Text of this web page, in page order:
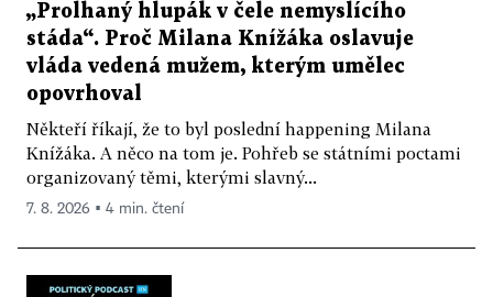
„Prolhaný hlupák v čele nemyslícího
stáda“. Proč Milana Knížáka oslavuje
vláda vedená mužem, kterým umělec
opovrhoval
Někteří říkají, že to byl poslední happening Milana
Knížáka. A něco na tom je. Pohřeb se státními poctami
organizovaný těmi, kterými slavný...
7. 8. 2026 ▪ 4 min. čtení